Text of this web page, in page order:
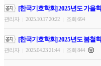
[한국기호학회] 2025년도 가을
관리자 2025.10.17 20:22 조회 694
[한국기호학회] 2025년도 봄철
관리자 2025.04.23 21:44 조회 844